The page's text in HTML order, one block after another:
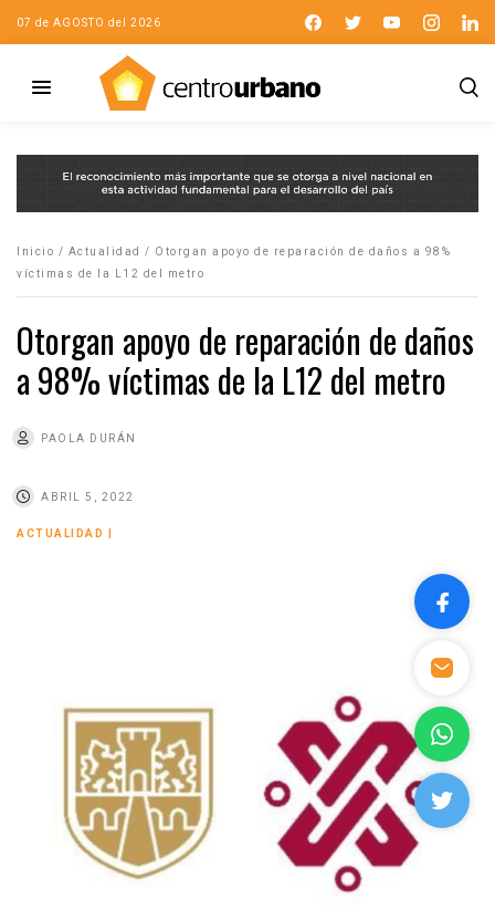
07 de AGOSTO del 2026
Inicio / Actualidad / Otorgan apoyo de reparación de daños a 98%
víctimas de la L12 del metro
Otorgan apoyo de reparación de daños
a 98% víctimas de la L12 del metro
PAOLA DURÁN
ABRIL 5, 2022
ACTUALIDAD